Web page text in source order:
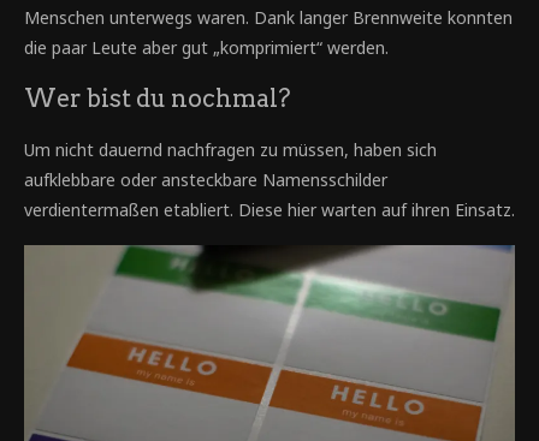
Menschen unterwegs waren. Dank langer Brennweite konnten
die paar Leute aber gut „komprimiert“ werden.
Wer bist du nochmal?
Um nicht dauernd nachfragen zu müssen, haben sich
aufklebbare oder ansteckbare Namensschilder
verdientermaßen etabliert. Diese hier warten auf ihren Einsatz.